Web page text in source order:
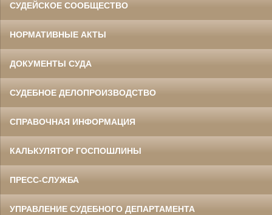
СУДЕЙСКОЕ СООБЩЕСТВО
НОРМАТИВНЫЕ АКТЫ
ДОКУМЕНТЫ СУДА
СУДЕБНОЕ ДЕЛОПРОИЗВОДСТВО
СПРАВОЧНАЯ ИНФОРМАЦИЯ
КАЛЬКУЛЯТОР ГОСПОШЛИНЫ
ПРЕСС-СЛУЖБА
УПРАВЛЕНИЕ СУДЕБНОГО ДЕПАРТАМЕНТА